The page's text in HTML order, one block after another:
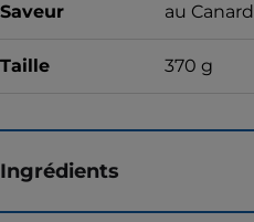
Saveur au Canard
Taille 370 g
Ingrédients